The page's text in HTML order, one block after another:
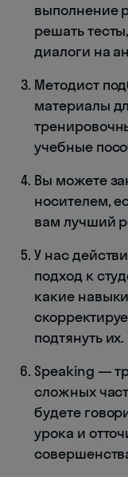
выполнение
решать
диалоги на
Методист
материалы
учебные
Вы можете
носителем,
вам лучший
У нас
подход к
какие
подтянуть их.
Speaking —
сложных
будете
урока и